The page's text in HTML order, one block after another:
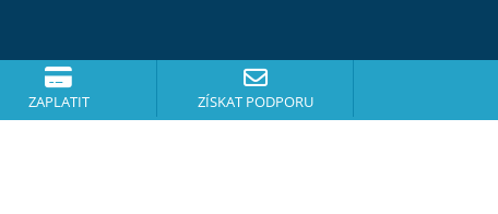
ZAPLATIT ZÍSKAT PODPORU